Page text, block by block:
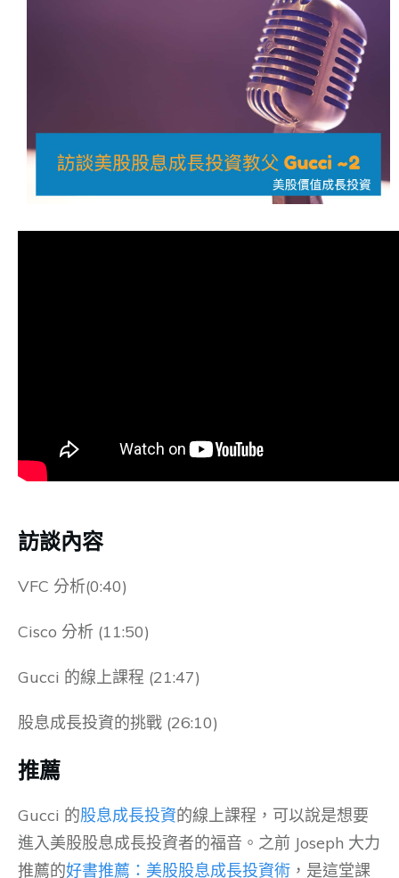
訪談內容
VFC 分析(0:40)
Cisco 分析 (11:50)
Gucci 的線上課程 (21:47)
股息成長投資的挑戰 (26:10)
推薦
Gucci 的股息成長投資的線上課程，可以說是想要
進入美股股息成長投資者的福音。之前 Joseph 大力
推薦的好書推薦：美股股息成長投資術 ，是這堂課